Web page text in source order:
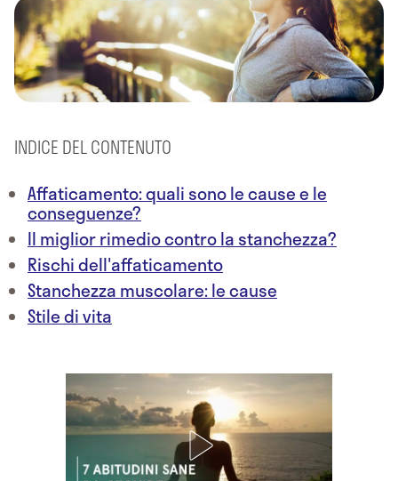
INDICE DEL CONTENUTO
Affaticamento: quali sono le cause e le
conseguenze?
Il miglior rimedio contro la stanchezza?
Rischi dell'affaticamento
Stanchezza muscolare: le cause
Stile di vita